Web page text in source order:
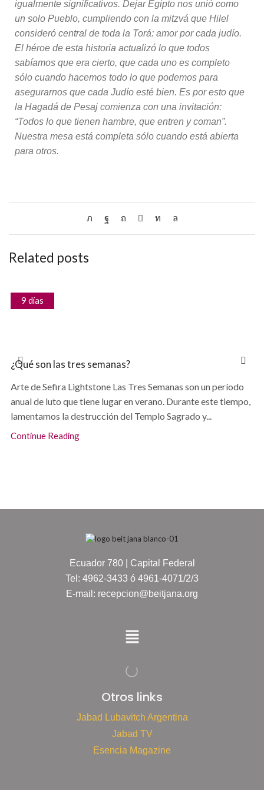
igualmente significativos. Dejar Egipto nos unió como
un solo Pueblo, cumpliendo con la mitzvá que Hilel
consideró central de toda la Torá: amor por cada judío.
El héroe de esta historia actualizó lo que todos
sabíamos que era cierto, que cada uno es completo
sólo cuando hacemos todo lo que podemos para
asegurarnos que cada Judío esté bien. Es por esto que
la Hagadá de Pesaj comienza con una invitación:
“Todos lo que tienen hambre, que entren y coman”.
Nuestra mesa está completa sólo cuando está abierta
para otros.
Related posts
9 días
¿Qué son las tres semanas?
Arte de Sefira Lightstone Las Tres Semanas son un período
anual de luto que tiene lugar en verano. Durante este tiempo,
lamentamos la destrucción del Templo Sagrado y...
Continue Reading
Ecuador 780 | Capital Federal
Tel: 4962-3433 ó 4961-4071/2/3
E-mail: recepcion@beitjana.org
Otros links
Jabad Lubavitch Argentina
Jabad TV
Esencia Magazine